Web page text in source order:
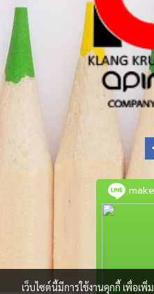
เว็บไซต์นี้มีการใช้งานคุกกี้ เพื่อ